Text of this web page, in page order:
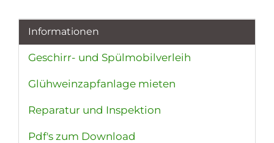
Informationen
Geschirr- und Spülmobilverleih
Glühweinzapfanlage mieten
Reparatur und Inspektion
Pdf's zum Download